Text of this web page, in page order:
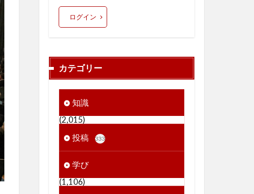
ログイン
カテゴリー
知識
(2,015)
投稿
333
学び
(1,106)